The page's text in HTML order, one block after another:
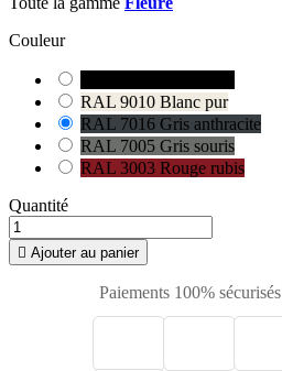
Couleur
RAL 9010 Blanc pur
RAL 7016 Gris anthracite
RAL 7005 Gris souris
RAL 3003 Rouge rubis
Quantité
 Ajouter au panier
Paiements 100% sécurisés